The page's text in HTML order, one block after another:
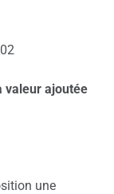
valeur ajoutée
une